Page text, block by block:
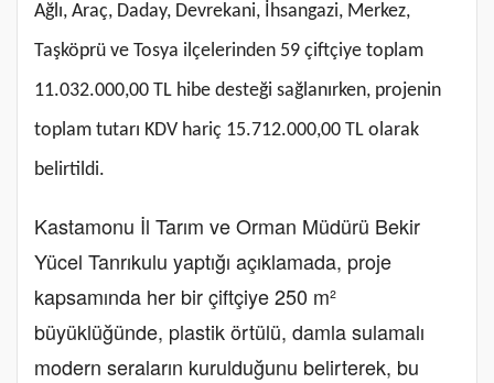
Ağlı, Araç, Daday, Devrekani, İhsangazi, Merkez,
Taşköprü ve Tosya ilçelerinden 59 çiftçiye toplam
11.032.000,00 TL hibe desteği sağlanırken, projenin
toplam tutarı KDV hariç 15.712.000,00 TL olarak
belirtildi.
Kastamonu İl Tarım ve Orman Müdürü Bekir
Yücel Tanrıkulu yaptığı açıklamada, proje
kapsamında her bir çiftçiye 250 m²
büyüklüğünde, plastik örtülü, damla sulamalı
modern seraların kurulduğunu belirterek, bu